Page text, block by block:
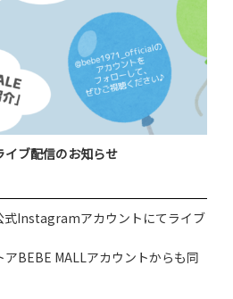
ブ配信のお知らせ
式Instagramアカウントにてライブ
BEBE MALLアカウントからも同